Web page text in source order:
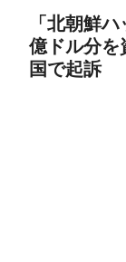
「北朝鮮
億ドル分を
国で起訴